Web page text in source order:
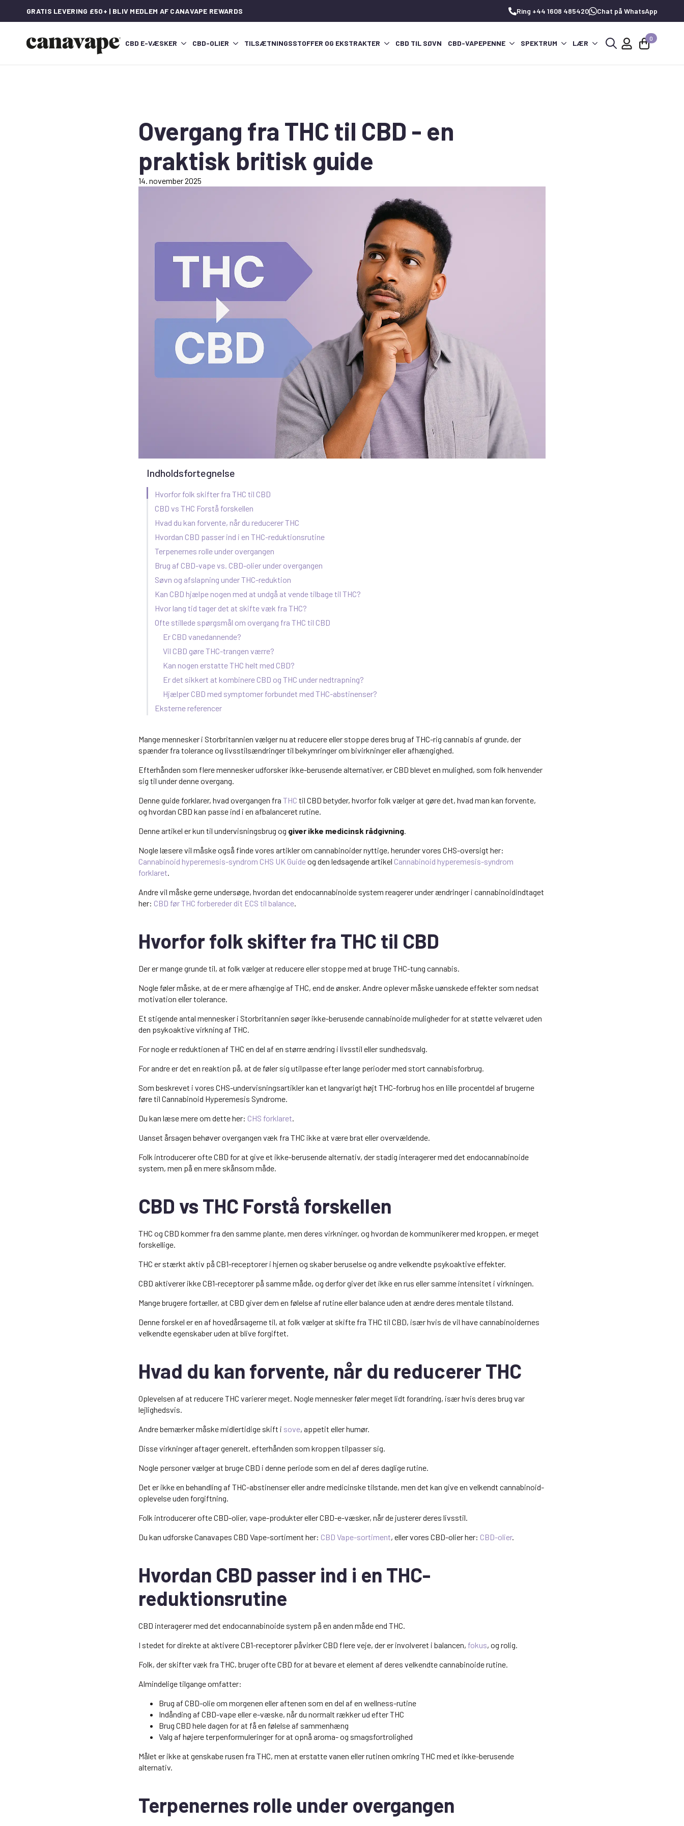
GRATIS LEVERING £50+ | BLIV MEDLEM AF CANAVAPE REWARDS Ring +44 1608 485420 Chat på WhatsApp
CBD E-VÆSKER CBD-OLIER TILSÆTNINGSSTOFFER OG EKSTRAKTER CBD TIL SØVN CBD-VAPEPENNE SPEKTRUM LÆR
0
Overgang fra THC til CBD - en
praktisk britisk guide
14. november 2025
Indholdsfortegnelse
Hvorfor folk skifter fra THC til CBD
CBD vs THC Forstå forskellen
Hvad du kan forvente, når du reducerer THC
Hvordan CBD passer ind i en THC-reduktionsrutine
Terpenernes rolle under overgangen
Brug af CBD-vape vs. CBD-olier under overgangen
Søvn og afslapning under THC-reduktion
Kan CBD hjælpe nogen med at undgå at vende tilbage til THC?
Hvor lang tid tager det at skifte væk fra THC?
Ofte stillede spørgsmål om overgang fra THC til CBD
Er CBD vanedannende?
Vil CBD gøre THC-trangen værre?
Kan nogen erstatte THC helt med CBD?
Er det sikkert at kombinere CBD og THC under nedtrapning?
Hjælper CBD med symptomer forbundet med THC-abstinenser?
Eksterne referencer
Mange mennesker i Storbritannien vælger nu at reducere eller stoppe deres brug af THC-rig cannabis af grunde, der
spænder fra tolerance og livsstilsændringer til bekymringer om bivirkninger eller afhængighed.
Efterhånden som flere mennesker udforsker ikke-berusende alternativer, er CBD blevet en mulighed, som folk henvender
sig til under denne overgang.
Denne guide forklarer, hvad overgangen fra THC til CBD betyder, hvorfor folk vælger at gøre det, hvad man kan forvente,
og hvordan CBD kan passe ind i en afbalanceret rutine.
Denne artikel er kun til undervisningsbrug og giver ikke medicinsk rådgivning
Nogle læsere vil måske også finde vores artikler om cannabinoider nyttige, herunder vores CHS-oversigt her:
Cannabinoid hyperemesis-syndrom CHS UK Guideog den ledsagende artikel Cannabinoid hyperemesis-syndrom
forklaret
Andre vil måske gerne undersøge, hvordan det endocannabinoide system reagerer under ændringer i cannabinoidindtaget
her: CBD før THC forbereder dit ECS til balance
Hvorfor folk skifter fra THC til CBD
Der er mange grunde til, at folk vælger at reducere eller stoppe med at bruge THC-tung cannabis.
Nogle føler måske, at de er mere afhængige af THC, end de ønsker. Andre oplever måske uønskede effekter som nedsat
motivation eller tolerance.
Et stigende antal mennesker i Storbritannien søger ikke-berusende cannabinoide muligheder for at støtte velværet uden
den psykoaktive virkning af THC.
For nogle er reduktionen af THC en del af en større ændring i livsstil eller sundhedsvalg.
For andre er det en reaktion på, at de føler sig utilpasse efter lange perioder med stort cannabisforbrug.
Som beskrevet i vores CHS-undervisningsartikler kan et langvarigt højt THC-forbrug hos en lille procentdel af brugerne
føre til Cannabinoid Hyperemesis Syndrome.
Du kan læse mere om dette her: CHS forklaret
Uanset årsagen behøver overgangen væk fra THC ikke at være brat eller overvældende.
Folk introducerer ofte CBD for at give et ikke-berusende alternativ, der stadig interagerer med det endocannabinoide
system, men på en mere skånsom måde.
CBD vs THC Forstå forskellen
THC og CBD kommer fra den samme plante, men deres virkninger, og hvordan de kommunikerer med kroppen, er meget
forskellige.
THC er stærkt aktiv på CB1-receptorer i hjernen og skaber beruselse og andre velkendte psykoaktive effekter.
CBD aktiverer ikke CB1-receptorer på samme måde, og derfor giver det ikke en rus eller samme intensitet i virkningen.
Mange brugere fortæller, at CBD giver dem en følelse af rutine eller balance uden at ændre deres mentale tilstand.
Denne forskel er en af hovedårsagerne til, at folk vælger at skifte fra THC til CBD, især hvis de vil have cannabinoidernes
velkendte egenskaber uden at blive forgiftet.
Hvad du kan forvente, når du reducerer THC
Oplevelsen af at reducere THC varierer meget. Nogle mennesker føler meget lidt forandring, især hvis deres brug var
lejlighedsvis.
Andre bemærker måske midlertidige skift i sove, appetit eller humør.
Disse virkninger aftager generelt, efterhånden som kroppen tilpasser sig.
Nogle personer vælger at bruge CBD i denne periode som en del af deres daglige rutine.
Det er ikke en behandling af THC-abstinenser eller andre medicinske tilstande, men det kan give en velkendt cannabinoid-
oplevelse uden forgiftning.
Folk introducerer ofte CBD-olier, vape-produkter eller CBD-e-væsker, når de justerer deres livsstil.
Du kan udforske Canavapes CBD Vape-sortiment her: CBD Vape-sortiment, eller vores CBD-olier her: CBD-olier.
Hvordan CBD passer ind i en THC-
reduktionsrutine
CBD interagerer med det endocannabinoide system på en anden måde end THC.
I stedet for direkte at aktivere CB1-receptorer påvirker CBD flere veje, der er involveret i balancen, fokus, og rolig.
Folk, der skifter væk fra THC, bruger ofte CBD for at bevare et element af deres velkendte cannabinoide rutine.
Almindelige tilgange omfatter:
Brug af CBD-olie om morgenen eller aftenen som en del af en wellness-rutine
Indånding af CBD-vape eller e-væske, når du normalt rækker ud efter THC
Brug CBD hele dagen for at få en følelse af sammenhæng
Valg af højere terpenformuleringer for at opnå aroma- og smagsfortrolighed
Målet er ikke at genskabe rusen fra THC, men at erstatte vanen eller rutinen omkring THC med et ikke-berusende
alternativ.
Terpenernes rolle under overgangen